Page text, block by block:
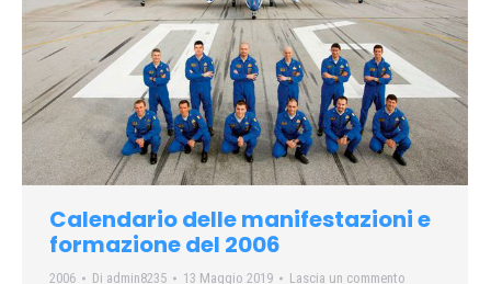
Calendario delle manifestazioni e
formazione del 2006
2006 Di admin8235 13 Maggio 2019 Lascia un commento